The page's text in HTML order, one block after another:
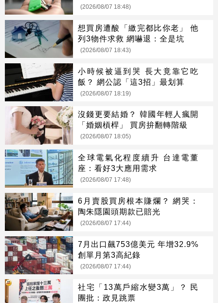
了
(2026/08/07 18:48)
想買房遭酸「繳完都比你老」 他
列3物件求救 網嚇退：全是坑
(2026/08/07 18:43)
小時候被逼到哭 長大竟靠它吃
飯？ 網公認「這3招」最划算
(2026/08/07 18:19)
沒錢更要結婚？ 韓國年輕人瘋開
「婚姻槓桿」 買房拚翻轉階級
(2026/08/07 18:05)
全球電氣化程度續升 台達電董
座：看好3大應用需求
(2026/08/07 17:48)
6月賣股買房根本賺爛？ 網哭：
陶朱隱園頭期款已賠光
(2026/08/07 17:44)
7月出口飆753億美元 年增32.9%
創單月第3高紀錄
(2026/08/07 17:44)
社宅「13萬戶縮水變3萬」？ 民
團批：政見跳票